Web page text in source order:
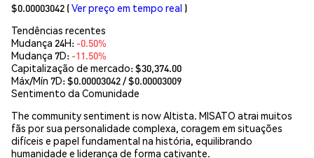
$0.00003042 (Ver preço em tempo real )
Tendências recentes
Mudança 24H: -0.50%
Mudança 7D: -11.50%
Capitalização de mercado:$30,374.00
Máx/Mín 7D: $0.00003042/ $0.00003009
Sentimento da Comunidade
The community sentiment is now Altista. MISATO atrai muitos
fãs por sua personalidade complexa, coragem em situações
difíceis e papel fundamental na história, equilibrando
humanidade e liderança de forma cativante.